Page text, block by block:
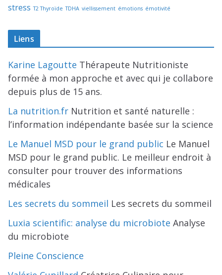
stress T2 Thyroïde TDHA viellissement émotions émotivité
Liens
Karine Lagoutte Thérapeute Nutritioniste
formée à mon approche et avec qui je collabore
depuis plus de 15 ans.
La nutrition.fr Nutrition et santé naturelle :
l’information indépendante basée sur la science
Le Manuel MSD pour le grand public Le Manuel
MSD pour le grand public. Le meilleur endroit à
consulter pour trouver des informations
médicales
Les secrets du sommeil Les secrets du sommeil
Luxia scientific: analyse du microbiote Analyse
du microbiote
Pleine Conscience